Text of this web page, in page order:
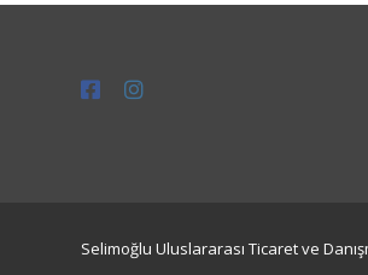
Selimoğlu Uluslararası Ticaret ve